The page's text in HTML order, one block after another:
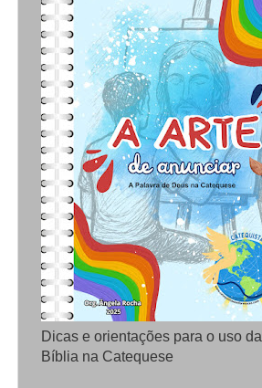
Dicas e orientações para o uso da
Bíblia na Catequese